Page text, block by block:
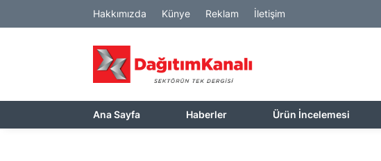
Hakkımızda Künye Reklam İletişim
Ana Sayfa Haberler Ürün İncelemesi